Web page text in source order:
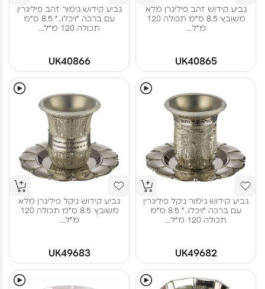
גביע קידוש זהב פיליגרן מלא
משובץ 8.5 ס"מ תכולה 120
מ"ל...
UK40865
גביע קידוש גימור זהב פיליגרין
עם ברכה "ויכלו.." 8.5 ס"מ
תכולה 120 מ"ל...
UK40866
גביע קידוש גימור ניקל פיליגרין
עם ברכה "ויכלו.." 8.5 ס"מ
תכולה 120 מ"ל...
UK49682
גביע קידוש ניקל פיליגרן מלא
משובץ 8.5 ס"מ תכולה 120
מ"ל...
UK49683